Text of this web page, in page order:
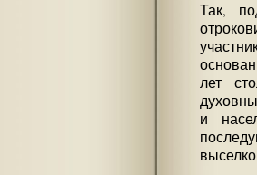
Так,
лет
и